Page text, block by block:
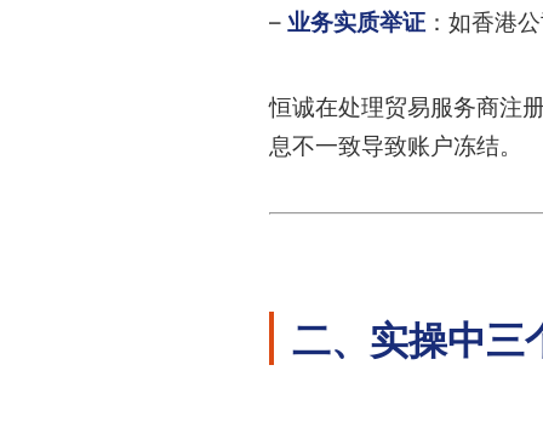
– 业务实质举证 ：如香港
恒诚在处理贸易服务商注
息不一致导致账户冻结。
二、实操中三